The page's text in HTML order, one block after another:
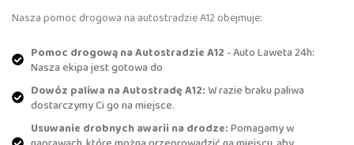
Nasza pomoc drogowa na autostradzie A12 obejmuje:
Pomoc drogową na Autostradzie A12 - Auto Laweta 24h:
Nasza ekipa jest gotowa do
Dowóz paliwa na Autostradę A12: W razie braku paliwa
dostarczymy Ci go na miejsce.
Usuwanie drobnych awarii na drodze: Pomagamy w